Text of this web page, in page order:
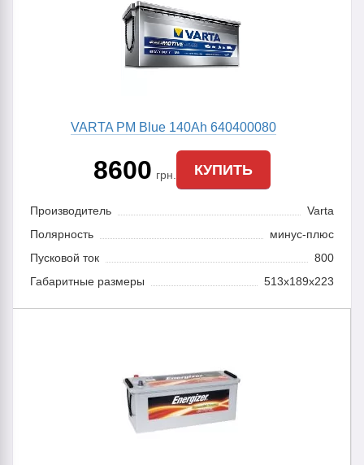
VARTA PM Blue 140Ah 640400080
8600 грн. КУПИТЬ
Производитель
Varta
Полярность
минус-плюс
Пусковой ток
800
Габаритные размеры
513x189x223